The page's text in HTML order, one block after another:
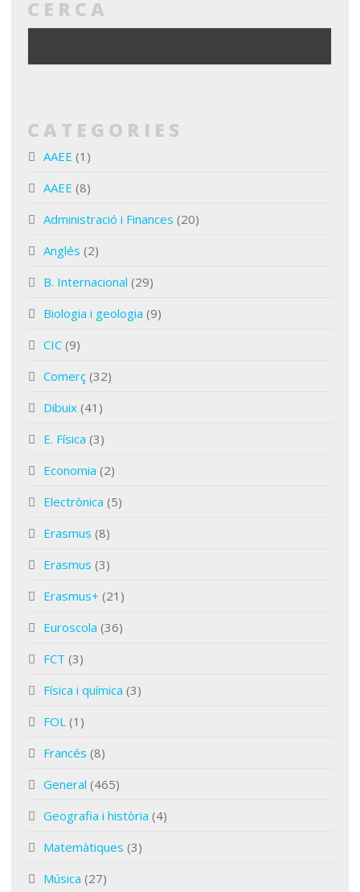
CERCA
CATEGORIES
AAEE (1)
AAEE (8)
Administració i Finances (20)
Anglés (2)
B. Internacional (29)
Biologia i geologia (9)
CIC (9)
Comerç (32)
Dibuix (41)
E. Física (3)
Economia (2)
Electrònica (5)
Erasmus (8)
Erasmus (3)
Erasmus+ (21)
Euroscola (36)
FCT (3)
Física i química (3)
FOL (1)
Francés (8)
General (465)
Geografia i història (4)
Matemàtiques (3)
Música (27)